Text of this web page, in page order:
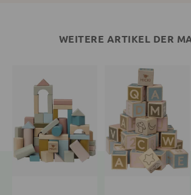
WEITERE ARTIKEL DER